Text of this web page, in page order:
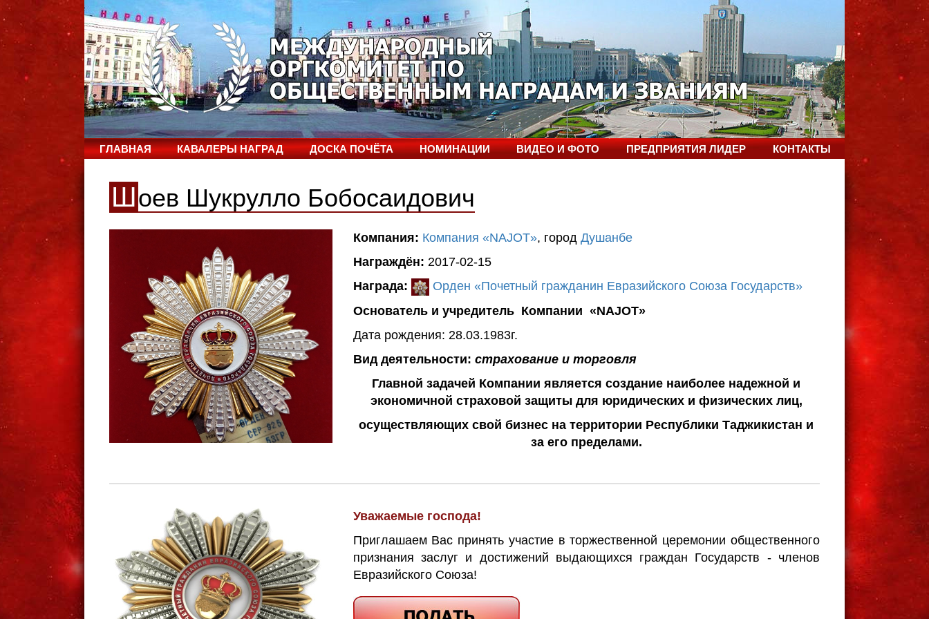
ГЛАВНАЯ КАВАЛЕРЫ НАГРАД ДОСКА ПОЧЁТА НОМИНАЦИИ ВИДЕО И ФОТО ПРЕДПРИЯТИЯ ЛИДЕР КОНТАКТЫ
Шоев Шукрулло Бобосаидович
Компания: Компания «NAJOT», город Душанбе
Награждён: 2017-02-15
Награда:
Орден «Почетный гражданин Евразийского Союза Государств»
Основатель и учредитель Компании «NAJOT»
Дата рождения: 28.03.1983г.
Вид деятельности: страхование и торговля
Главной задачей Компании является создание наиболее надежной и
экономичной страховой защиты для юридических и физических лиц,
осуществляющих свой бизнес на территории Республики Таджикистан и
за его пределами.
Уважаемые господа!
Приглашаем Вас принять участие в торжественной церемонии общественного
признания заслуг и достижений выдающихся граждан Государств - членов
Евразийского Союза!